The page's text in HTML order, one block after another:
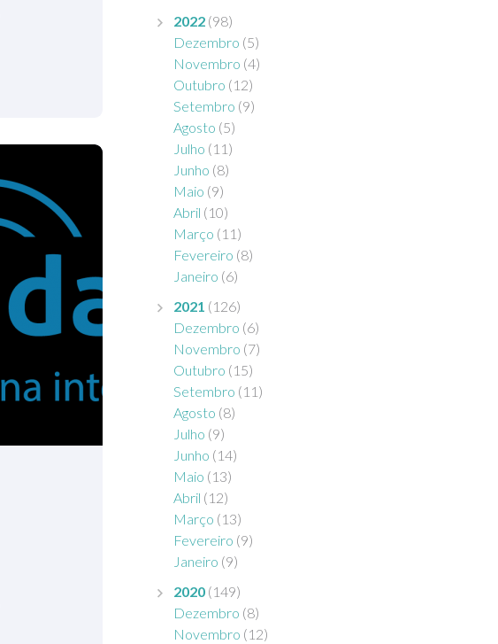
2022 (98)
Dezembro (5)
Novembro (4)
Outubro (12)
Setembro (9)
Agosto (5)
Julho (11)
Junho (8)
Maio (9)
Abril (10)
Março (11)
Fevereiro (8)
Janeiro (6)
2021 (126)
Dezembro (6)
Novembro (7)
Outubro (15)
Setembro (11)
Agosto (8)
Julho (9)
Junho (14)
Maio (13)
Abril (12)
Março (13)
Fevereiro (9)
Janeiro (9)
2020 (149)
Dezembro (8)
Novembro (12)